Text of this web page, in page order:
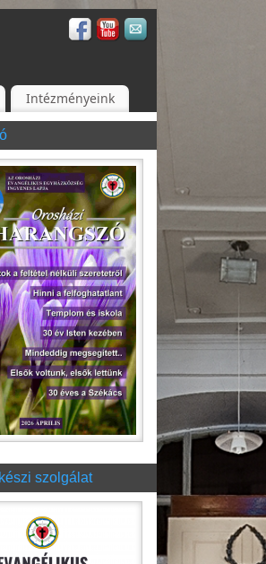
Intézményeink
szolgálat